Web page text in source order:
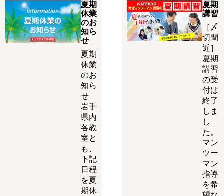
夏期
休業
のお
知ら
せ
夏期
休業
のお
知ら
せ
岩手
県内
各教
室と
も、
下記
日程
を夏
期休
夏期
講習
［〆
切間
近］
夏期
講習
の受
付は
終了
しま
し
た。
マン
ツー
マン
指導
を希